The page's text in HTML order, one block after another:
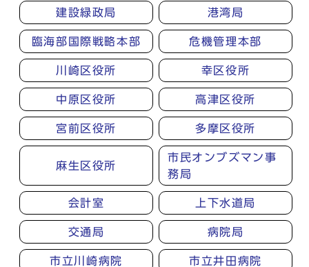
建設緑政局 港湾局
臨海部国際戦略本部 危機管理本部
川崎区役所 幸区役所
中原区役所 高津区役所
宮前区役所 多摩区役所
麻生区役所
市民オンブズマン事
務局
会計室 上下水道局
交通局 病院局
市立川崎病院 市立井田病院